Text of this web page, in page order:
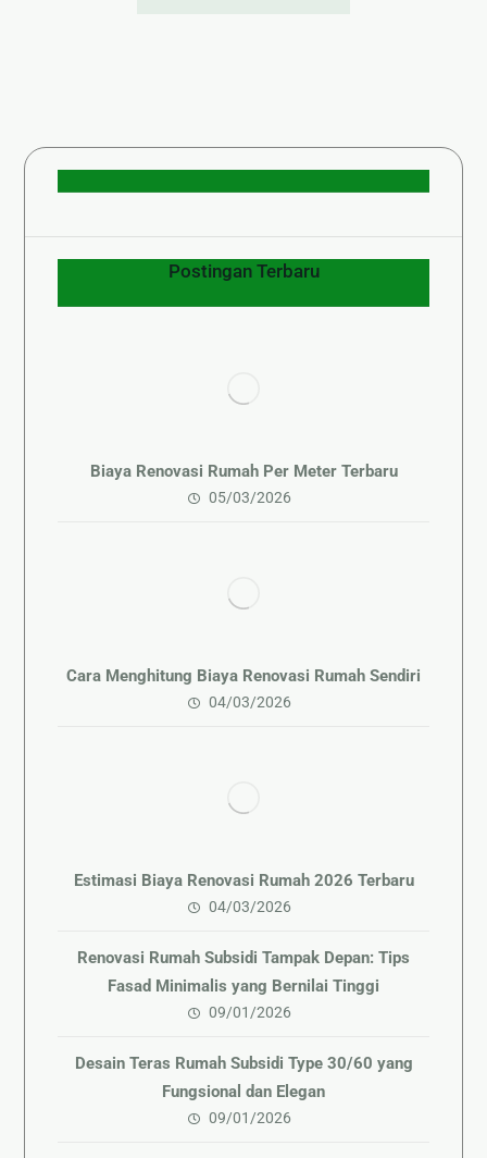
Postingan Terbaru
Biaya Renovasi Rumah Per Meter Terbaru
05/03/2026
Cara Menghitung Biaya Renovasi Rumah Sendiri
04/03/2026
Estimasi Biaya Renovasi Rumah 2026 Terbaru
04/03/2026
Renovasi Rumah Subsidi Tampak Depan: Tips
Fasad Minimalis yang Bernilai Tinggi
09/01/2026
Desain Teras Rumah Subsidi Type 30/60 yang
Fungsional dan Elegan
09/01/2026